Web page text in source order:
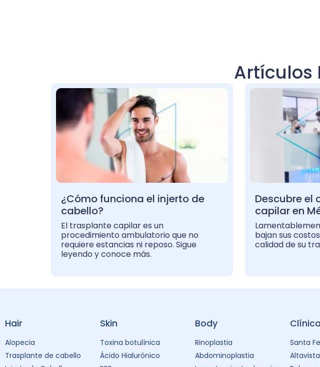
Artículos
¿Cómo funciona el injerto de
cabello?
El trasplante capilar es un
procedimiento ambulatorio que no
requiere estancias ni reposo. Sigue
leyendo y conoce más.
Descubre el
capilar en
bajan sus
calidad de su
Hair
Alopecia
Trasplante de cabello
Skin
Toxina botulínica
Ácido Hialurónico
Body
Rinoplastia
Abdominoplastia
Santa Fe
Altavista